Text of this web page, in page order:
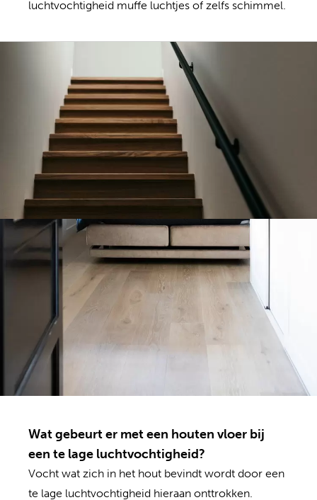
luchtvochtigheid muffe luchtjes of zelfs schimmel.
Wat gebeurt er met een houten vloer bij
een te lage luchtvochtigheid?
Vocht wat zich in het hout bevindt wordt door een
te lage luchtvochtigheid hieraan onttrokken.